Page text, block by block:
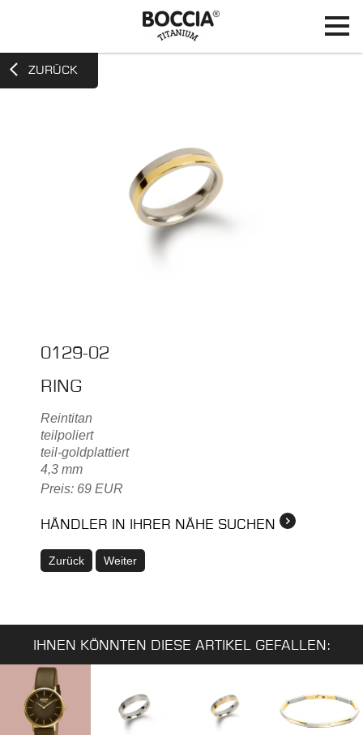
ZURÜCK
0129-02
RING
Reintitan
teilpoliert
teil-goldplattiert
4,3 mm
Preis: 69 EUR
HÄNDLER IN IHRER NÄHE SUCHEN
Zurück Weiter
IHNEN KÖNNTEN DIESE ARTIKEL GEFALLEN: